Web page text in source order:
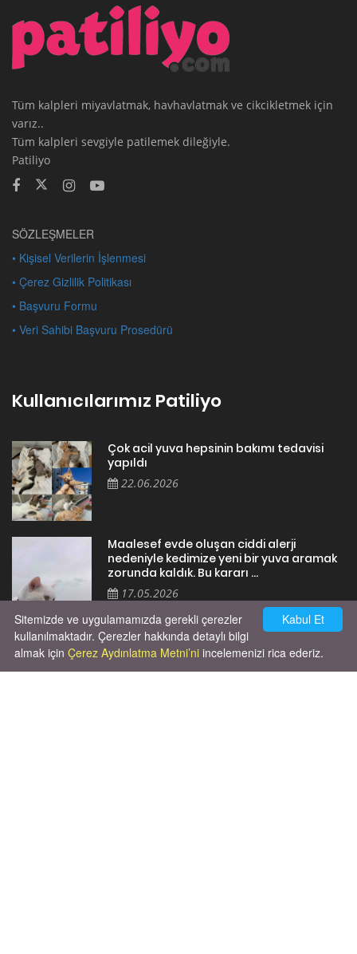
Tüm kalpleri miyavlatmak, havhavlatmak ve cikcikletmek için
varız..
Tüm kalpleri sevgiyle patilemek dileğiyle.
Patiliyo
SÖZLEŞMELER
• Kişisel Verilerin İşlenmesi
• Çerez Gizlilik Politikası
• Başvuru Formu
• Veri Sahibi Başvuru Prosedürü
Kullanıcılarımız Patiliyo
Çok acil yuva hepsinin bakımı tedavisi
yapıldı
22.06.2026
Maalesef evde oluşan ciddi alerji
nedeniyle kedimize yeni bir yuva aramak
zorunda kaldık. Bu kararı ...
17.05.2026
Kabul Et
Sitemizde ve uygulamamızda gerekli çerezler
kullanılmaktadır. Çerezler hakkında detaylı bilgi
almak için Çerez Aydınlatma Metni’ni incelemenizi rica ederiz.